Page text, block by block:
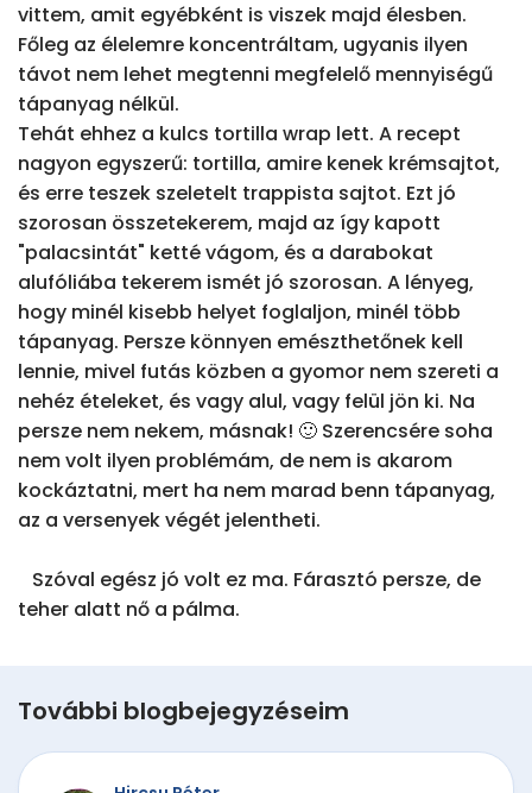
vittem, amit egyébként is viszek majd élesben.
Főleg az élelemre koncentráltam, ugyanis ilyen
távot nem lehet megtenni megfelelő mennyiségű
tápanyag nélkül.
Tehát ehhez a kulcs tortilla wrap lett. A recept
nagyon egyszerű: tortilla, amire kenek krémsajtot,
és erre teszek szeletelt trappista sajtot. Ezt jó
szorosan összetekerem, majd az így kapott
"palacsintát" ketté vágom, és a darabokat
alufóliába tekerem ismét jó szorosan. A lényeg,
hogy minél kisebb helyet foglaljon, minél több
tápanyag. Persze könnyen emészthetőnek kell
lennie, mivel futás közben a gyomor nem szereti a
nehéz ételeket, és vagy alul, vagy felül jön ki. Na
persze nem nekem, másnak! 🙂 Szerencsére soha
nem volt ilyen problémám, de nem is akarom
kockáztatni, mert ha nem marad benn tápanyag,
az a versenyek végét jelentheti.
teher alatt nő a pálma.
További blogbejegyzéseim